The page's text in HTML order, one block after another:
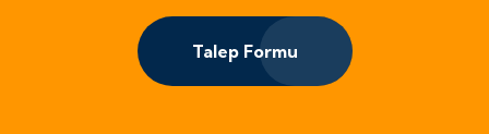
Talep Formu